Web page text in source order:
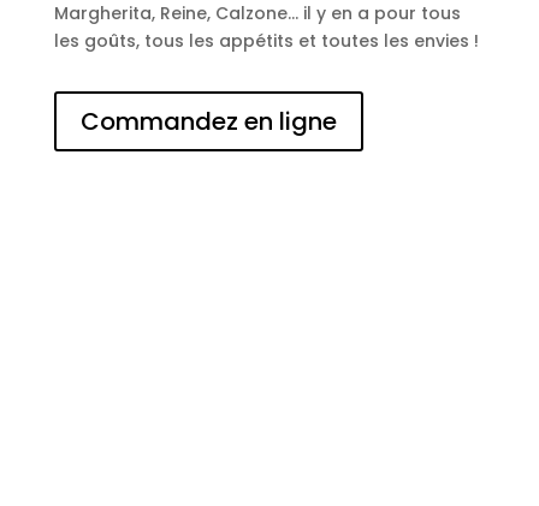
Margherita, Reine, Calzone… il y en a pour tous
les goûts, tous les appétits et toutes les envies !
Commandez en ligne